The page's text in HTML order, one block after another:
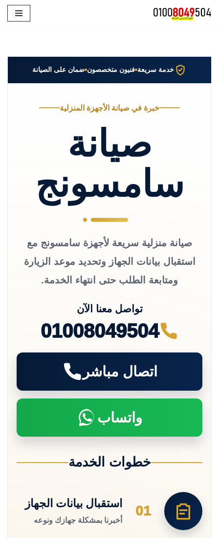
خدمة سريعة فنيون متخصصون ضمان على الصيانة
خبرة في صيانة الأجهزة المنزلية
صيانة
سامسونج
صيانة منزلية سريعة لأجهزة سامسونج مع
استقبال بيانات الجهاز وتحديد موعد الزيارة
ومتابعة الطلب حتى انتهاء الخدمة.
تواصل معنا الآن
01008049504
اتصال مباشر
واتساب
خطوات الخدمة
01
استقبال بيانات الجهاز
أخبرنا بمشكلة جهازك ونوعه